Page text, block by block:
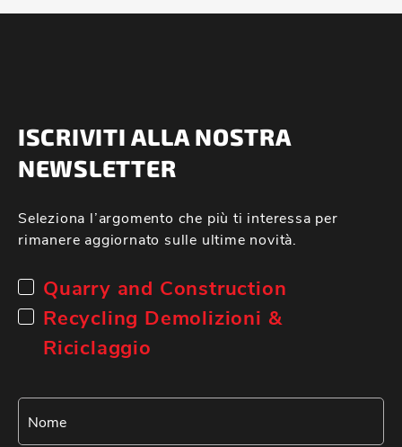
ISCRIVITI ALLA NOSTRA
NEWSLETTER
Seleziona l’argomento che più ti interessa per
rimanere aggiornato sulle ultime novità.
Quarry and Construction
Recycling Demolizioni &
Riciclaggio